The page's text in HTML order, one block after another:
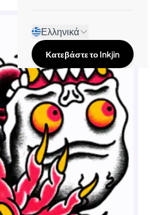
Ελληνικά
Κατεβάστε το Inkjin